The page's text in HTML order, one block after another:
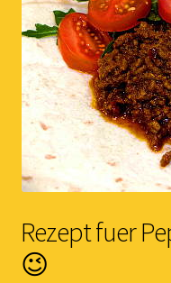
Rezept fuer
😉